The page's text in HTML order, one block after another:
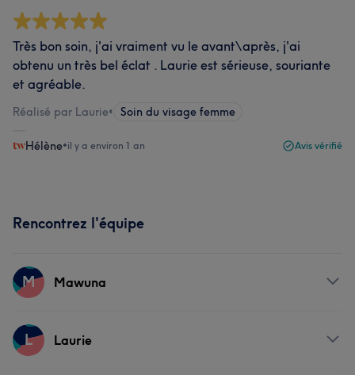
Très bon soin, j'ai vraiment vu le avant\après, j'ai
obtenu un très bel éclat . Laurie est sérieuse, souriante
et agréable.
Réalisé par Laurie• Soin du visage femme
Hélène•il y a environ 1 an Avis vérifié
Rencontrez l'équipe
M Mawuna
Prestations
L Laurie